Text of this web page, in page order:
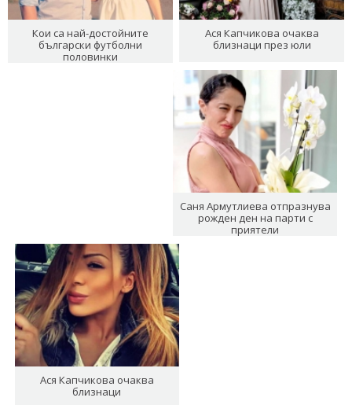
Кои са най-достойните
български футболни
половинки
Ася Капчикова очаква
близнаци през юли
Саня Армутлиева отпразнува
рожден ден на парти с
приятели
Ася Капчикова очаква
близнаци